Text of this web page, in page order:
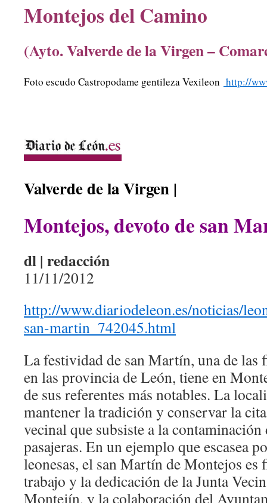
Montejos del Camino
(Ayto. Valverde de la Virgen –
Foto escudo Castropodame gentileza Vexileon http://
Valverde de la Virgen |
Montejos, devoto de san
dl | redacción
11/11/2012
http://www.diariodeleon.es/noticias/
san-martin_742045.html
La festividad de san Martín, una de las
en las provincia de León, tiene en
de sus referentes más notables. La
mantener la tradición y conservar la
vecinal que subsiste a la contaminación
pasajeras. En un ejemplo que escasea
leonesas, el san Martín de Montejos es
trabajo y la dedicación de la Junta
Montejín, y la colaboración del